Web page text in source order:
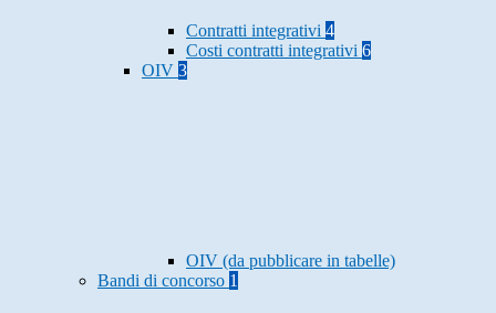
Contratti integrativi 4
Costi contratti integrativi 6
OIV 3
OIV (da pubblicare in tabelle)
Bandi di concorso 1